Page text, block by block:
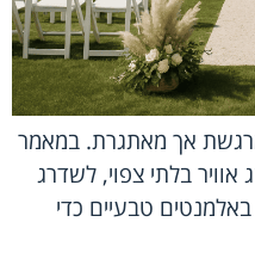
מרגשת אך מאתגרת. במאמר
בלתי צפוי, לשדרג
טבעיים כדי